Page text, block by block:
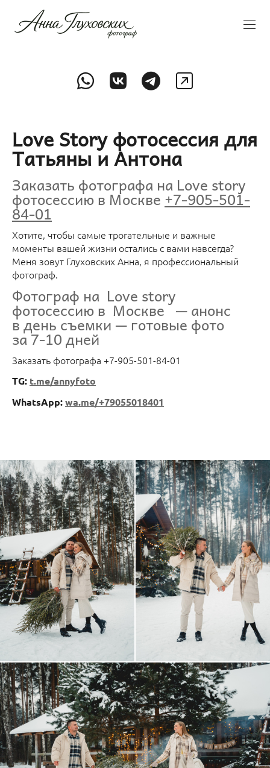
Love Story фотосессия для
Татьяны и Антона
Заказать фотографа на Love story
фотосессию в Москве +7-905-501-
84-01
Хотите, чтобы самые трогательные и важные
моменты вашей жизни остались с вами навсегда?
Меня зовут Глуховских Анна, я профессиональный
фотограф.
Фотограф на Love story
фотосессию в Москве — анонс
в день съемки — готовые фото
за 7-10 дней
Заказать фотографа +7-905-501-84-01
TG: t.me/annyfoto
WhatsApp:wa.me/+79055018401